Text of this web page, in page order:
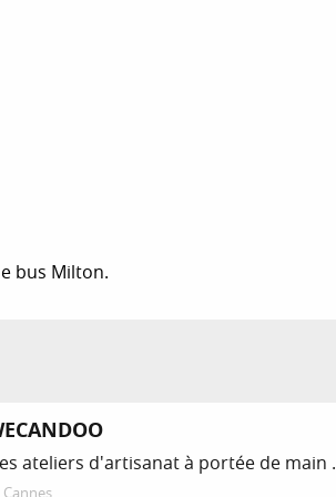
bus Milton.
ateliers d'artisanat à portée de main .
Cannes